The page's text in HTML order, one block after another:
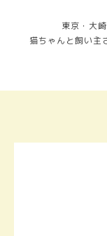
東京・大
猫ちゃんと飼い主